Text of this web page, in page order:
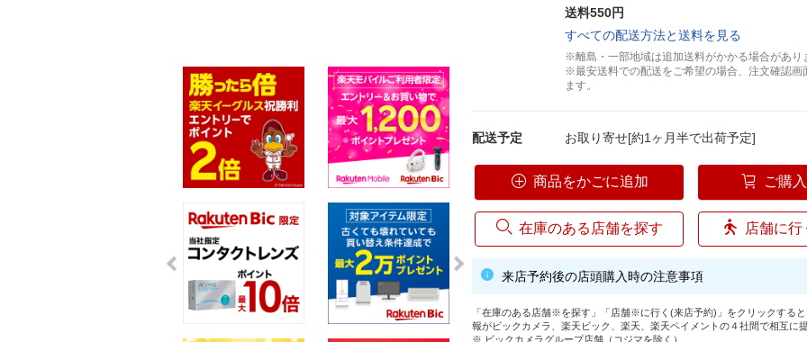
送料550円
すべての配送方法と送料を見る
※離島・一部地域は追加送料がかかる場合があり
※最安送料での配送をご希望の場合、注文確認
ます。
配送予定 お取り寄せ[約1ヶ月半で出荷予定]
商品をかごに追加 ご購
在庫のある店舗を探す 店舗に
来店予約後の店頭購入時の注意事項
「在庫のある店舗※を探す」「店舗※に行く(来店予約)」をクリックする
報がビックカメラ、楽天ビック、楽天、楽天ペイメントの４社間で相互に
※ ビックカメラグループ店舗（コジマを除く）